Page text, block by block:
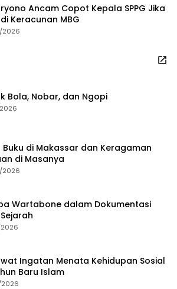
Ancam Copot Kepala SPPG Jika
Keracunan MBG
Bola, Nobar, dan Ngopi
Buku di Makassar dan Keragaman
di Masanya
Wartabone dalam Dokumentasi
Ingatan Menata Kehidupan Sosial
Baru Islam